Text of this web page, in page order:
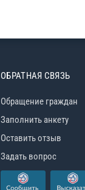
ОБРАТНАЯ СВЯЗЬ
Обращение граждан
Заполнить анкету
Оставить отзыв
Задать вопрос